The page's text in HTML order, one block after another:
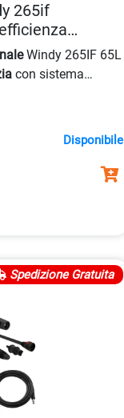
265if
Windy 265IF 65L
con sistema
e raffreddamento
in
e
Disponibile
Spedizione Gratuita